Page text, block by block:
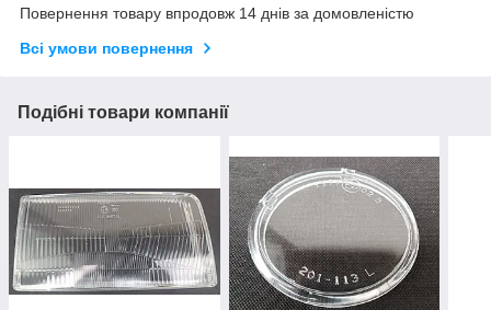
Повернення товару впродовж 14 днів за домовленістю
Всі умови повернення
Подібні товари компанії